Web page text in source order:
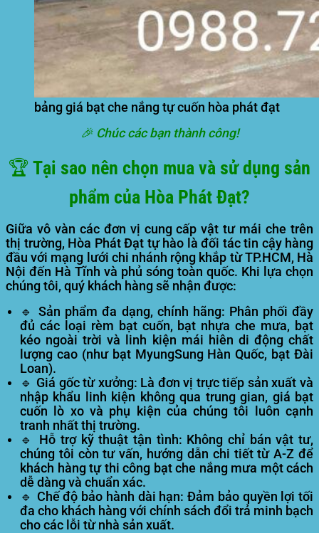
bảng giá bạt che nắng tự cuốn hòa phát đạt
🎉 Chúc các bạn thành công!
🏆 Tại sao nên chọn mua và sử dụng sản
phẩm của Hòa Phát Đạt?
Giữa vô vàn các đơn vị cung cấp vật tư mái che trên
thị trường, Hòa Phát Đạt tự hào là đối tác tin cậy hàng
đầu với mạng lưới chi nhánh rộng khắp từ TP.HCM, Hà
Nội đến Hà Tĩnh và phủ sóng toàn quốc. Khi lựa chọn
chúng tôi, quý khách hàng sẽ nhận được:
🔹 Sản phẩm đa dạng, chính hãng: Phân phối đầy
đủ các loại rèm bạt cuốn, bạt nhựa che mưa, bạt
kéo ngoài trời và linh kiện mái hiên di động chất
lượng cao (như bạt MyungSung Hàn Quốc, bạt Đài
Loan).
🔹 Giá gốc từ xưởng: Là đơn vị trực tiếp sản xuất và
nhập khẩu linh kiện không qua trung gian, giá bạt
cuốn lò xo và phụ kiện của chúng tôi luôn cạnh
tranh nhất thị trường.
🔹 Hỗ trợ kỹ thuật tận tình: Không chỉ bán vật tư,
chúng tôi còn tư vấn, hướng dẫn chi tiết từ A-Z để
khách hàng tự thi công bạt che nắng mưa một cách
dễ dàng và chuẩn xác.
🔹 Chế độ bảo hành dài hạn: Đảm bảo quyền lợi tối
đa cho khách hàng với chính sách đổi trả minh bạch
cho các lỗi từ nhà sản xuất.